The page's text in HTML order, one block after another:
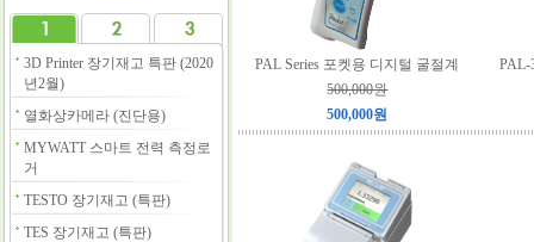
3D Printer 장기재고 특판 (2020
년2월)
열화상카메라 (진단용)
MYWATT 스마트 전력 측정로
거
TESTO 장기재고 (특판)
TES 장기재고 (특판)
PAL Series 포켓용 디지털 굴절계
500,000원
500,000원
PAL-